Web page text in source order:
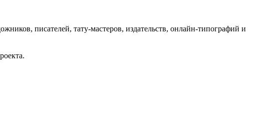
писателей, тату-мастеров, издательств, онлайн-типографий и